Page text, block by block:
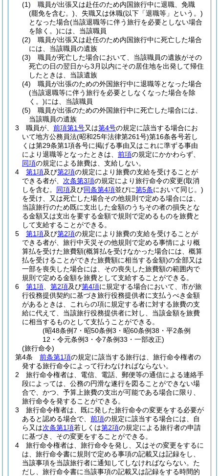
(1)
職員が出張又は赴任のため内国旅行中に退職、免職
(罷免を含む。) 、失職又は休職(以下「退職等」という。)
となった場合(当該退職等に伴う旅行を必要としない場合
を除く。)には、当該職員
(2)
職員が出張又は赴任のため内国旅行中に死亡した場合
には、当該職員の遺族
(3)
職員が死亡した場合において、当該職員の遺族がその
死亡の日の翌日から3月以内にその居住地を出発して帰住
したときは、当該遺族
(4)
職員が出張のための外国旅行中に退職等となった場合
(当該退職等に伴う旅行を必要としなくなった場合を除
く。)には、当該職員
(5)
職員が出張のための外国旅行中に死亡した場合には、
当該職員の遺族
3
職員が、 前項第1号又は第4号の規定に該当する場合にお
いて地方公務員法(昭和25年法律第261号)第16条各号若し
くは第29条第1項各号に掲げる事由又はこれに準ずる事由
により退職等となったときは、 前項の規定にかかわらず、
同項の規定による旅費は、支給しない。
4
第1項及び第2項の規定により旅費の支給を受けることが
できる者が、 次条第3項の規定により旅行命令の変更(取消
しを含む。 同項及び同条第4項並びに第5条において同じ。)
を受け、又は死亡した場合その他規則で定める場合には、
当該旅行のため既に支出した金額のうちその者の損失とな
る金額又は支出を要する金額で規則で定めるものを旅費と
して支給することができる。
5
第1項及び第2項の規定により旅費の支給を受けることが
できる者が、旅行中天災その他規則で定める事情により概
算払を受けた旅費額(概算払を受けなかった場合には、概算
払を受けることができた旅費額に相当する金額)の全部又は
一部を喪失した場合には、その喪失した旅費額の範囲内で
規則で定める金額を旅費として支給することができる。
6
第1項 第2項及び第4項に規定する場合において、市が旅
行役務提供契約に基づき旅行役務提供者に支払うべき金額
があるときは、これらの項に規定する者に対する旅費の支
給に代えて、当該旅行役務提供者に対し、当該金額を旅費
に相当するものとして支払うことができる。
(昭48条例7・昭50条例3・昭60条例38・平2条例
12・令元条例3・令7条例33・一部改正)
(旅行命令)
第4条
前条第1項の規定に該当する旅行は、旅行命令権者の
発する旅行命令によって行わなければならない。
2
旅行命令権者は、電信、電話、郵便等の通信による連絡手
段によっては、公務の円滑な遂行を図ることができない場
合で、かつ、予算上旅費の支出が可能である場合に限り、
旅行命令を発することができる。
3
旅行命令権者は、既に発した旅行命令の変更をする必要が
あると認める場合で、 前項の規定に該当する場合には、自
ら又は次条第1項若しくは第2項の規定による旅行者の申請
に基づき、その変更をすることができる。
4
旅行命令権者は、旅行命令を発し、又はその変更をするに
は、旅行命令書に規則で定める事項の記載又は記録をし、
当該事項を当該旅行者に通知してしなければならない。 た
だし、旅行命令書に当該事項の記載又は記録をする時間的